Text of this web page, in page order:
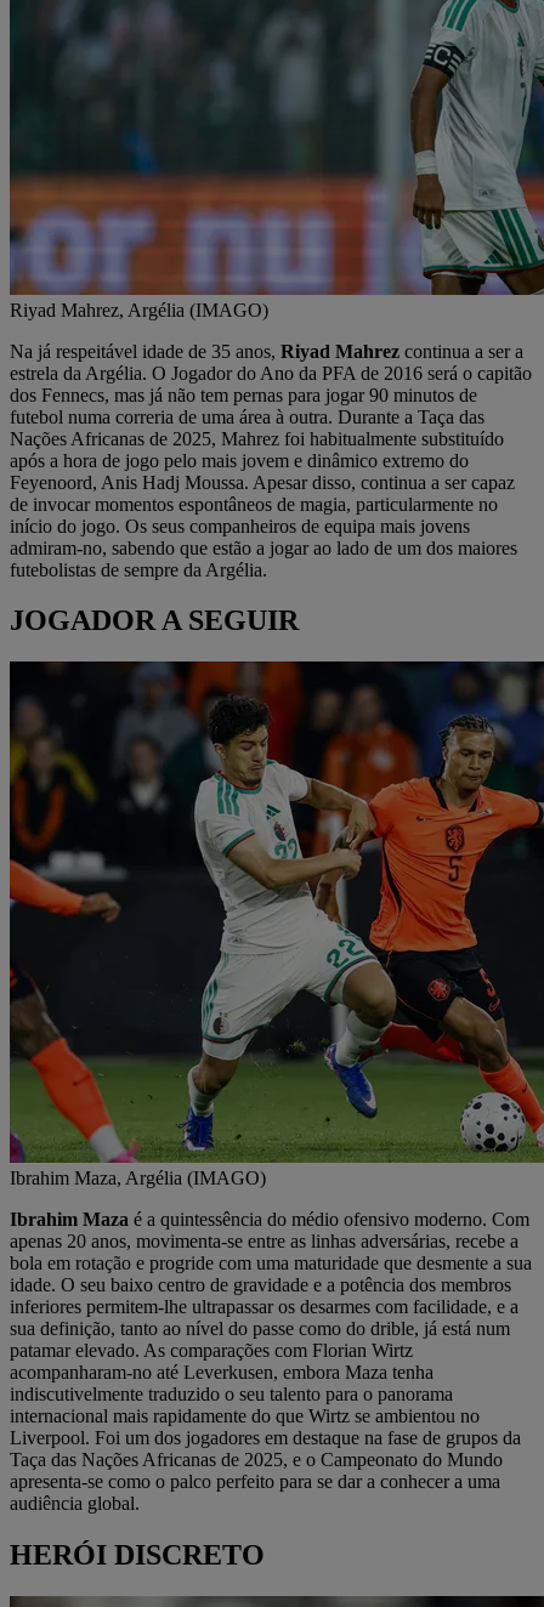
Riyad Mahrez, Argélia (IMAGO)
Na já respeitável idade de 35 anos, Riyad Mahrez continua a ser a
estrela da Argélia. O Jogador do Ano da PFA de 2016 será o capitão
dos Fennecs, mas já não tem pernas para jogar 90 minutos de
futebol numa correria de uma área à outra. Durante a Taça das
Nações Africanas de 2025, Mahrez foi habitualmente substituído
após a hora de jogo pelo mais jovem e dinâmico extremo do
Feyenoord, Anis Hadj Moussa. Apesar disso, continua a ser capaz
de invocar momentos espontâneos de magia, particularmente no
início do jogo. Os seus companheiros de equipa mais jovens
admiram-no, sabendo que estão a jogar ao lado de um dos maiores
futebolistas de sempre da Argélia.
JOGADOR A SEGUIR
Ibrahim Maza, Argélia (IMAGO)
Ibrahim Maza é a quintessência do médio ofensivo moderno. Com
apenas 20 anos, movimenta-se entre as linhas adversárias, recebe a
bola em rotação e progride com uma maturidade que desmente a sua
idade. O seu baixo centro de gravidade e a potência dos membros
inferiores permitem-lhe ultrapassar os desarmes com facilidade, e a
sua definição, tanto ao nível do passe como do drible, já está num
patamar elevado. As comparações com Florian Wirtz
acompanharam-no até Leverkusen, embora Maza tenha
indiscutivelmente traduzido o seu talento para o panorama
internacional mais rapidamente do que Wirtz se ambientou no
Liverpool. Foi um dos jogadores em destaque na fase de grupos da
Taça das Nações Africanas de 2025, e o Campeonato do Mundo
apresenta-se como o palco perfeito para se dar a conhecer a uma
audiência global.
HERÓI DISCRETO